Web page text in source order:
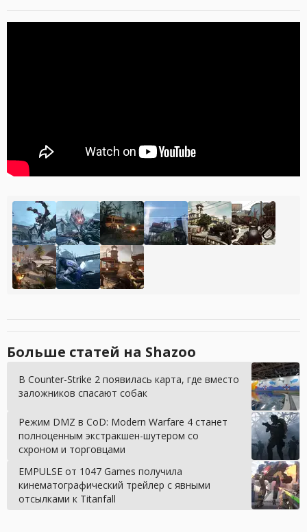
Больше статей на Shazoo
В Counter-Strike 2 появилась карта, где вместо
заложников спасают собак
Режим DMZ в CoD: Modern Warfare 4 станет
полноценным экстракшен-шутером со
схроном и торговцами
EMPULSE от 1047 Games получила
кинематографический трейлер с явными
отсылками к Titanfall